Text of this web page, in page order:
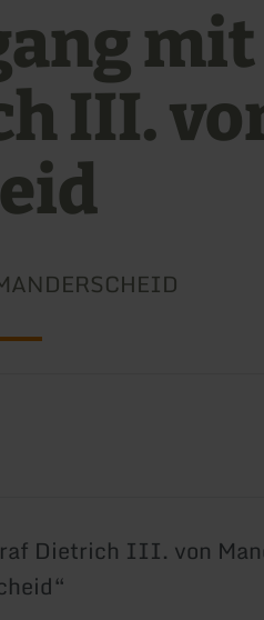
mit
III.
Dietrich III. von